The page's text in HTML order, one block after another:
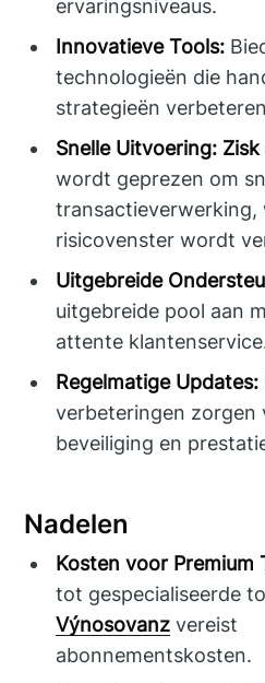
ervaringsniveaus.
Innovatieve Tools:
technologieën die
strategieën
Snelle Uitvoering:
wordt geprezen om
transactieverwerking,
risicovenster wordt
Uitgebreide
uitgebreide pool aan
attente
Regelmatige Updates:
verbeteringen zorgen
beveiliging en
Nadelen
Kosten voor Premium
tot gespecialiseerde
Výnosovanz vereist
abonnementskosten.